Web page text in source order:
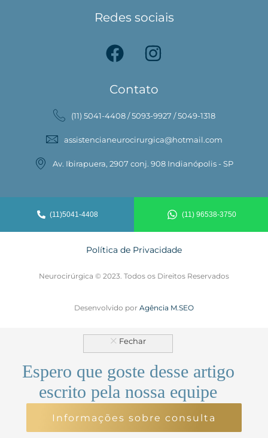
Redes sociais
Contato
(11) 5041-4408 / 5093-9927 / 5049-1318
assistencianeurocirurgica@hotmail.com
Av. Ibirapuera, 2907 conj. 908 Indianópolis - SP
(11)5041-4408 (11) 96538-3750
Política de Privacidade
Neurocirúrgica © 2023. Todos os Direitos Reservados
Desenvolvido por Agência M.SEO
Espero que goste desse artigo
escrito pela nossa equipe
Informações sobre consulta